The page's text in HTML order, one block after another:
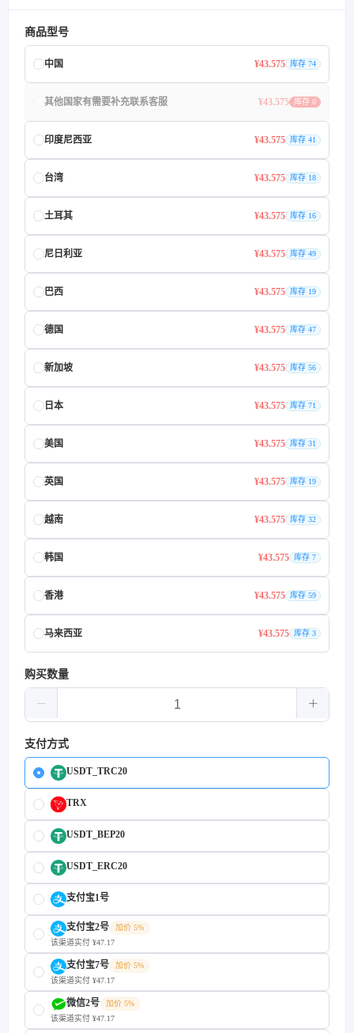
商品型号
中国 ¥43.575 库存 74
其他国家有需要补充联系客服 ¥43.575 库存 0
印度尼西亚 ¥43.575 库存 41
台湾 ¥43.575 库存 18
土耳其 ¥43.575 库存 16
尼日利亚 ¥43.575 库存 49
巴西 ¥43.575 库存 19
德国 ¥43.575 库存 47
新加坡 ¥43.575 库存 56
日本 ¥43.575 库存 71
美国 ¥43.575 库存 31
英国 ¥43.575 库存 19
越南 ¥43.575 库存 32
韩国 ¥43.575 库存 7
香港 ¥43.575 库存 59
马来西亚 ¥43.575 库存 3
购买数量
支付方式
USDT_TRC20
TRX
USDT_BEP20
USDT_ERC20
支付宝1号
支付宝2号
加价 5%
该渠道实付 ¥47.17
支付宝7号
加价 5%
该渠道实付 ¥47.17
微信2号
加价 5%
该渠道实付 ¥47.17